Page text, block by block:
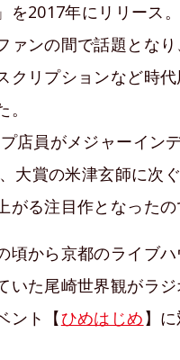
を2017年にリリース
ァンの間で話題とな
クリプションなど時
店員がメジャーイン
大賞の米津玄師に次
る注目作となったの
頃から京都のライブ
いた尾崎世界観がラ
ント【ひめはじめ】